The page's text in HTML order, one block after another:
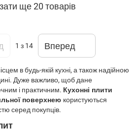
ще 20 товарів
1 з 14 Вперед
в будь-якій кухні, а також надійною
Дуже важливо, щоб дане
і практичним. Кухонні плити
поверхнею користуються
серед покупців.